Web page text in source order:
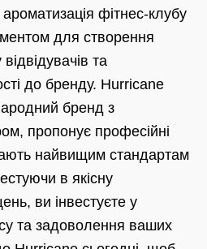
фітнес-клубу
для створення
та
до бренду. Hurricane
бренд з
пропонує професійні
найвищим стандартам
в якісну
ви інвестуєте у
та задоволення ваших